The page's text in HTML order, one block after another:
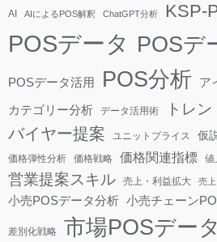
AI AIによるPOS解釈 ChatGPT分析 KSP-
POSデータ POSデ
POSデータ活用 POS分析 ア
カテゴリー分析 データ活用術 トレ
バイヤー提案 ユニットプライス 仮
価格弾性分析 価格戦略 価格関連指標 値
営業提案スキル 売上・利益拡大 売
小売POSデータ分析 小売チェーン
差別化戦略 市場POSデータ